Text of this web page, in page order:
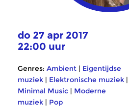
do 27 apr 2017
22:00 uur
Genres: Ambient | Eigentijdse
muziek | Elektronische muziek |
Minimal Music | Moderne
muziek | Pop